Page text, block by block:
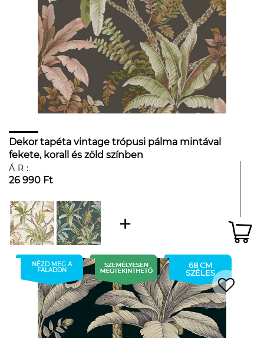
Dekor tapéta vintage trópusi pálma mintával
fekete, korall és zöld színben
ÁR:
26 990 Ft
NÉZD MEG A
FALADON
68 CM
SZÉLES